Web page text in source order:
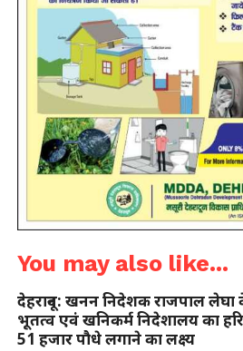
You may also like...
देहरादून: खनन निदेशक राजपाल लेघा
भूतत्व एवं खनिकर्म निदेशालय का
51 हजार पौधे लगाने का लक्ष्य